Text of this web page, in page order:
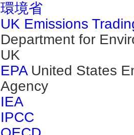
環境省
UK Emissions
Department for
UK
EPAUnited States
Agency
IEA
IPCC